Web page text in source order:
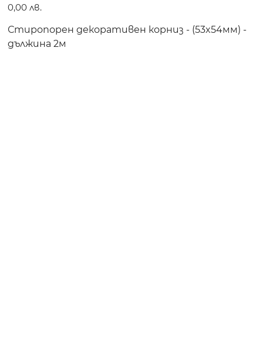
Цена
0,00 лв.
Стиропорен декоративен корниз - (53x54мм) -
дължина 2м